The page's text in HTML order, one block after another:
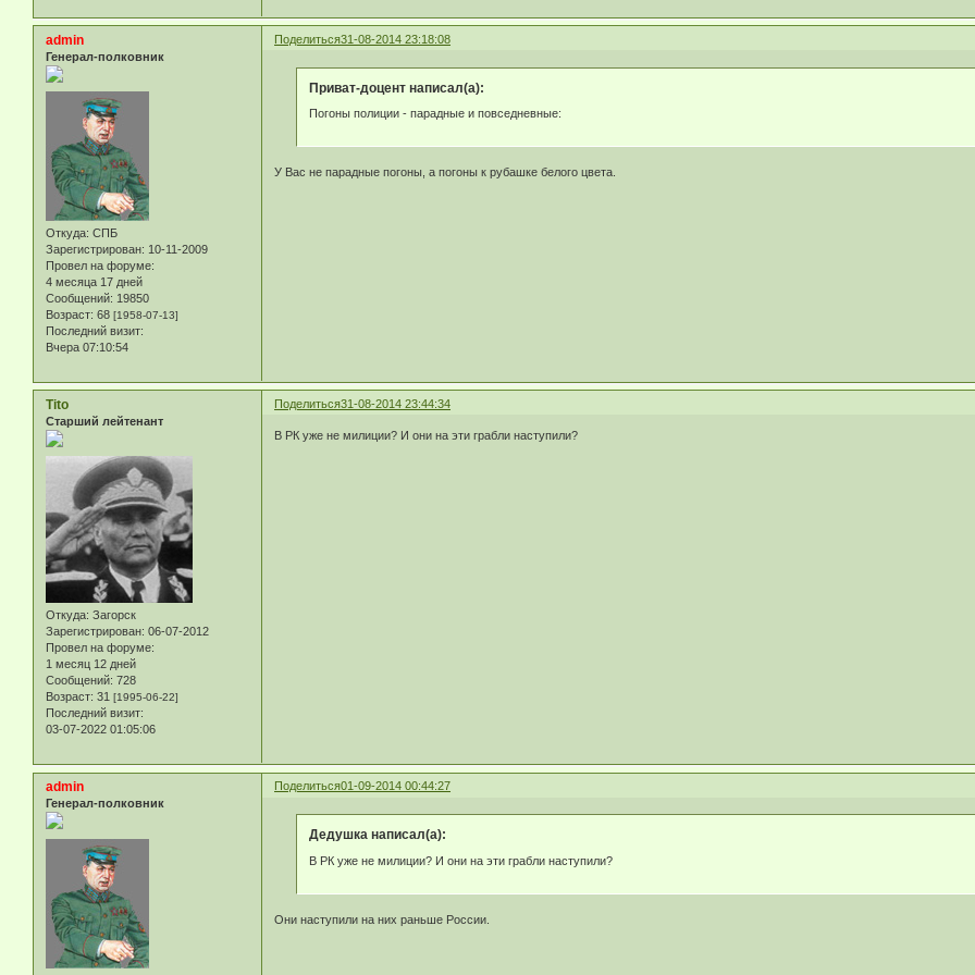
Поделиться31-08-2014 23:18:08
admin
Генерал-полковник
Откуда: СПБ
Зарегистрирован: 10-11-2009
Провел на форуме:
4 месяца 17 дней
Сообщений: 19850
Возраст: 68 [1958-07-13]
Последний визит:
Вчера 07:10:54
Приват-доцент написал(а):
Погоны полиции - парадные и повседневные:
У Вас не парадные погоны, а погоны к рубашке белого цвета.
Поделиться31-08-2014 23:44:34
Tito
Старший лейтенант
Откуда: Загорск
Зарегистрирован: 06-07-2012
Провел на форуме:
1 месяц 12 дней
Сообщений: 728
Возраст: 31 [1995-06-22]
Последний визит:
03-07-2022 01:05:06
В РК уже не милиции? И они на эти грабли наступили?
Поделиться01-09-2014 00:44:27
admin
Генерал-полковник
Дедушка написал(а):
В РК уже не милиции? И они на эти грабли наступили?
Они наступили на них раньше России.